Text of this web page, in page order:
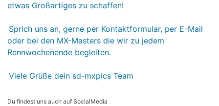
etwas Großartiges zu schaffen!
Sprich uns an, gerne per Kontaktformular, per E-Mail
oder bei den MX-Masters die wir zu jedem
Rennwochenende begleiten.
Viele Grüße dein sd-mxpics Team
Du findest uns auch auf SocialMedia